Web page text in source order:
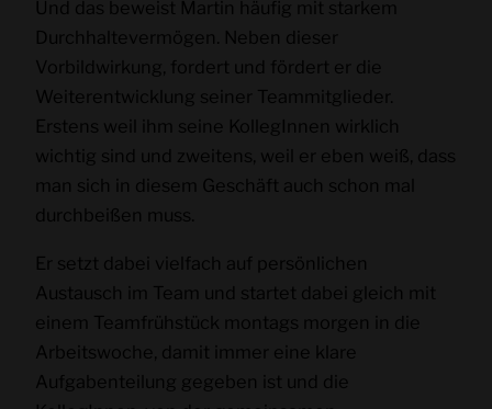
Und das beweist Martin häufig mit starkem
Durchhaltevermögen. Neben dieser
Vorbildwirkung, fordert und fördert er die
Weiterentwicklung seiner Teammitglieder.
Erstens weil ihm seine KollegInnen wirklich
wichtig sind und zweitens, weil er eben weiß, dass
man sich in diesem Geschäft auch schon mal
durchbeißen muss.
Er setzt dabei vielfach auf persönlichen
Austausch im Team und startet dabei gleich mit
einem Teamfrühstück montags morgen in die
Arbeitswoche, damit immer eine klare
Aufgabenteilung gegeben ist und die